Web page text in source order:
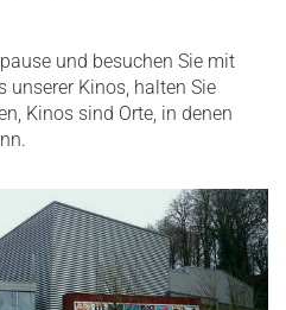
und besuchen Sie mit
unserer Kinos, halten Sie
Kinos sind Orte, in denen